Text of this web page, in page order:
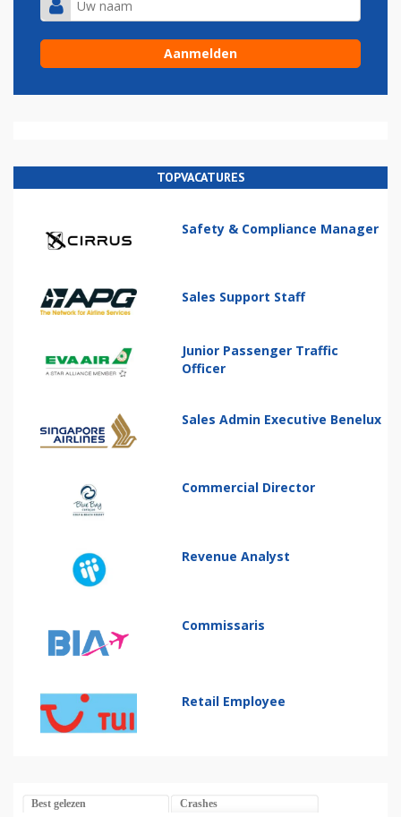
TOPVACATURES
Safety & Compliance Manager
Sales Support Staff
Junior Passenger Traffic
Officer
Sales Admin Executive Benelux
Commercial Director
Revenue Analyst
Commissaris
Retail Employee
Best gelezen Crashes